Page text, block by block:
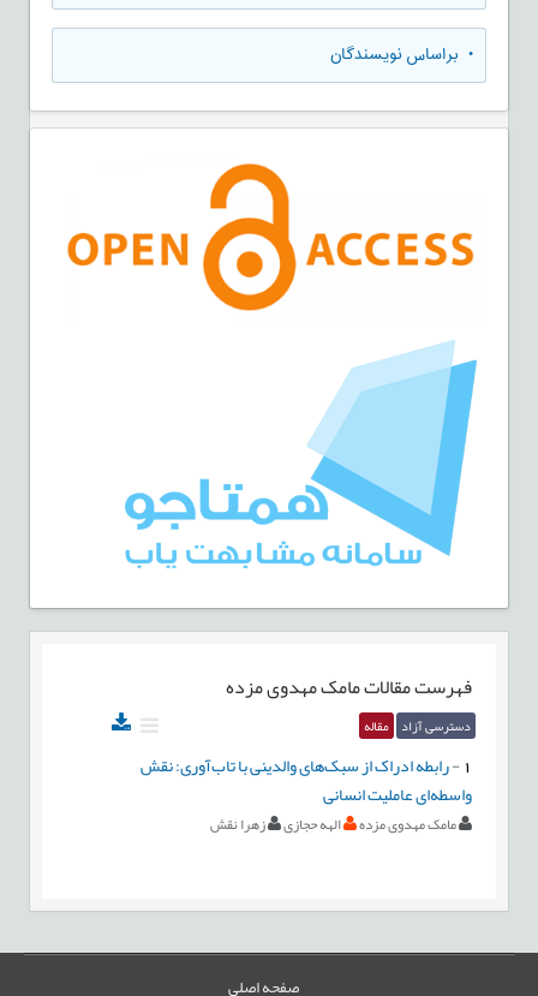
• براساس نویسندگان
فهرست مقالاتمامک مهدوی مزده
دسترسی آزاد مقاله
-رابطه ادراک از سبک‌های والدینی با تاب‌آوری: نقش
واسطه‌ای عاملیت انسانی
مامک مهدوی مزده الهه حجازی زهرا نقش
صفحه اصلی